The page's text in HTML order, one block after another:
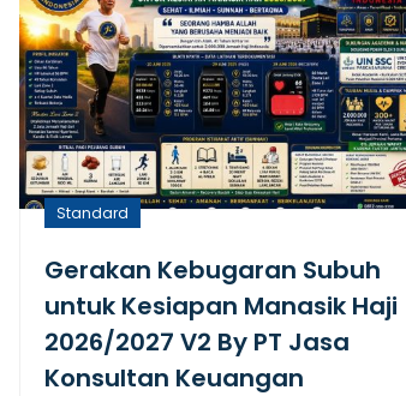
Standard
Gerakan Kebugaran Subuh
untuk Kesiapan Manasik Haji
2026/2027 V2 By PT Jasa
Konsultan Keuangan